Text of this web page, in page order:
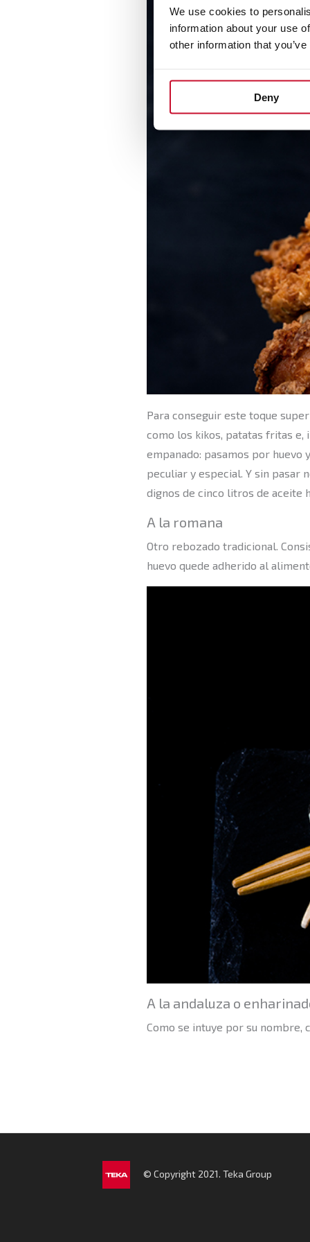
We use cookies to
information about your use
other information that
Deny
Para conseguir este toque
como los kikos, patatas fritas
empanado: pasamos por huevo
peculiar y especial. Y sin pasar
dignos de cinco litros de aceite
A la romana
Otro rebozado tradicional.
huevo quede adherido al
A la andaluza o
Como se intuye por su
© Copyright 2021. Teka Group